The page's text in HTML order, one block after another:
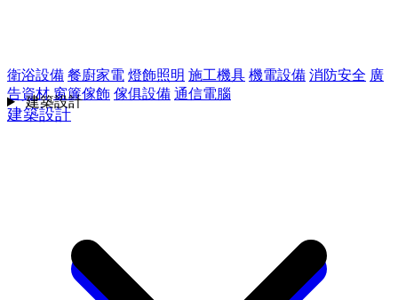
衛浴設備 餐廚家電 燈飾照明 施工機具 機電設備 消防安全 廣
告資材 窗簾傢飾 傢俱設備 通信電腦
建築設計
建築設計